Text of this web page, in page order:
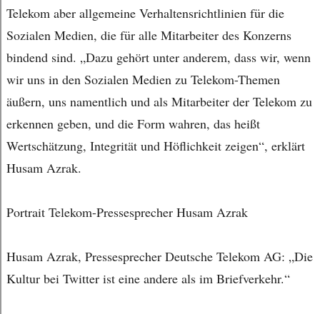
Telekom aber allgemeine Verhaltensrichtlinien für die
Sozialen Medien, die für alle Mitarbeiter des Konzerns
bindend sind. „Dazu gehört unter anderem, dass wir, wenn
wir uns in den Sozialen Medien zu Telekom-Themen
äußern, uns namentlich und als Mitarbeiter der Telekom zu
erkennen geben, und die Form wahren, das heißt
Wertschätzung, Integrität und Höflichkeit zeigen“, erklärt
Husam Azrak.
Portrait Telekom-Pressesprecher Husam Azrak
Husam Azrak, Pressesprecher Deutsche Telekom AG: „Die
Kultur bei Twitter ist eine andere als im Briefverkehr.“